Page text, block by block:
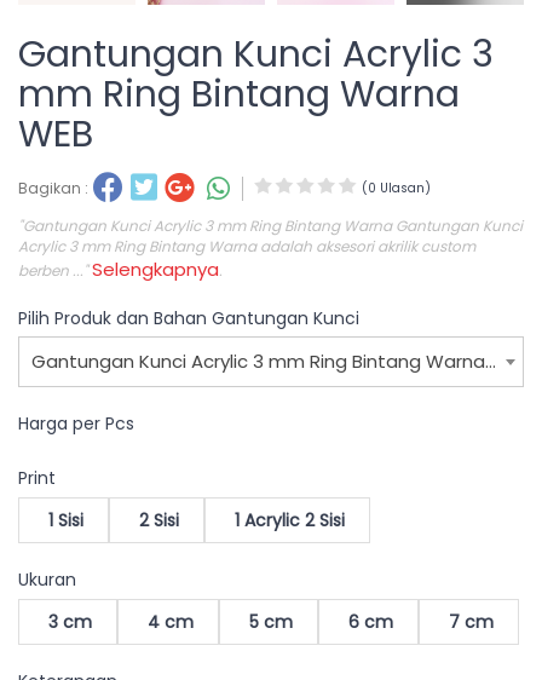
Gantungan Kunci Acrylic 3
mm Ring Bintang Warna
WEB
Bagikan : (0 Ulasan)
"Gantungan Kunci Acrylic 3 mm Ring Bintang Warna Gantungan Kunci
Acrylic 3 mm Ring Bintang Warna adalah aksesori akrilik custom
berben ..."Selengkapnya.
Pilih Produk dan Bahan Gantungan Kunci
Gantungan Kunci Acrylic 3 mm Ring Bintang Warna WEB
Harga per Pcs
Print
1 Sisi
2 Sisi 1 Acrylic 2 Sisi
Ukuran
3 cm
4 cm 5 cm 6 cm 7 cm